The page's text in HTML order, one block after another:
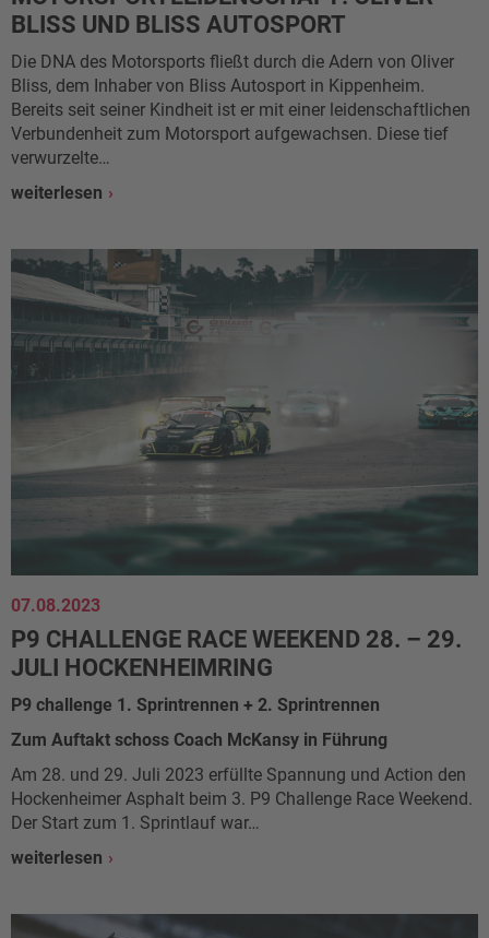
BLISS UND BLISS AUTOSPORT
Die DNA des Motorsports fließt durch die Adern von Oliver
Bliss, dem Inhaber von Bliss Autosport in Kippenheim.
Bereits seit seiner Kindheit ist er mit einer leidenschaftlichen
Verbundenheit zum Motorsport aufgewachsen. Diese tief
verwurzelte…
weiterlesen
07.08.2023
P9 CHALLENGE RACE WEEKEND 28. – 29.
JULI HOCKENHEIMRING
P9 challenge 1. Sprintrennen + 2. Sprintrennen
Zum Auftakt schoss Coach McKansy in Führung
Am 28. und 29. Juli 2023 erfüllte Spannung und Action den
Hockenheimer Asphalt beim 3. P9 Challenge Race Weekend.
Der Start zum 1. Sprintlauf war…
weiterlesen